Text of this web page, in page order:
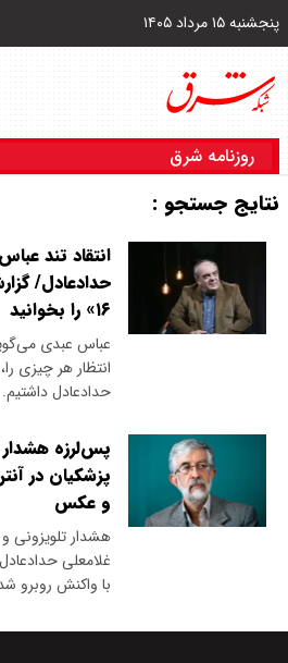
پنجشنبه ۱۵ مرداد ۱۴۰۵
روزنامه شرق
نتایج جستجو :
انتقاد تند
حدادعادل/
۱۶» را بخوانید
عباس عبدی
انتظار هر چیزی
حدادعادل داشتیم.
پس‌لرزه هشدار
پزشکیان در
و عکس
هشدار تلویزونی
غلامعلی
با واکنش روبرو